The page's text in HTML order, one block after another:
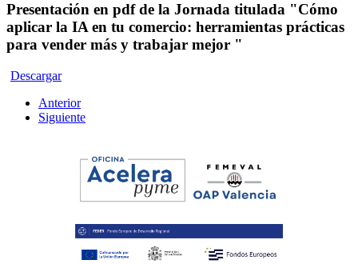
Presentación en pdf de la Jornada titulada "Cómo
aplicar la IA en tu comercio: herramientas prácticas
para vender más y trabajar mejor "
Descargar
Anterior
Siguiente